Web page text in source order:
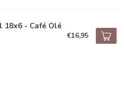
18x6 - Café Olé
€16,95